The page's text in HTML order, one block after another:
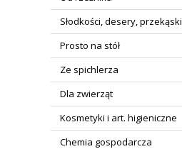
Słodkości, desery, przekąski
Prosto na stół
Ze spichlerza
Dla zwierząt
Kosmetyki i art. higieniczne
Chemia gospodarcza